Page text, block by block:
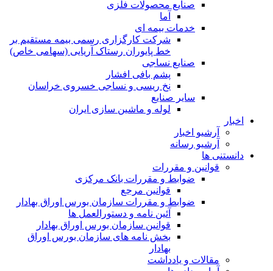
صنایع محصولات فلزی
آما
خدمات بیمه ای
شرکت کارگزاری رسمی بیمه مستقیم بر
خط پایوران رستاک آریایی (سهامی خاص)
صنایع نساجی
پشم بافی افشار
نخ ریسی و نساجی خسروی خراسان
سایر صنایع
لوله و ماشین سازی ایران
اخبار
آرشیو اخبار
آرشیو رسانه
دانستنی ها
قوانین و مقررات
ضوابط و مقررات بانک مرکزی
قوانين مرجع
ضوابط و مقررات سازمان بورس اوراق بهادار
آئین نامه و دستورالعمل ها
قوانین سازمان بورس اوراق بهادار
بخش نامه های سازمان بورس اوراق
بهادار
مقالات و یادداشت